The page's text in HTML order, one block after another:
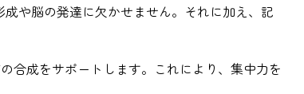
や脳の発達に欠かせません。それに加え、記
合成をサポートします。これにより、集中力を